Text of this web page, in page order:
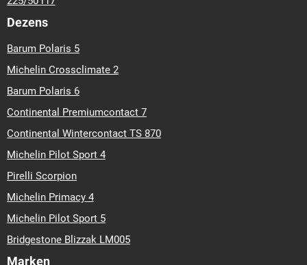
Dezens
Barum Polaris 5
Michelin Crossclimate 2
Barum Polaris 6
Continental Premiumcontact 7
Continental Wintercontact TS 870
Michelin Pilot Sport 4
Pirelli Scorpion
Michelin Primacy 4
Michelin Pilot Sport 5
Bridgestone Blizzak LM005
Marken